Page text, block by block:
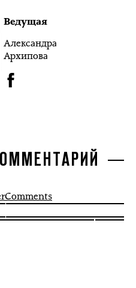
Ведущая
Александра
Архипова